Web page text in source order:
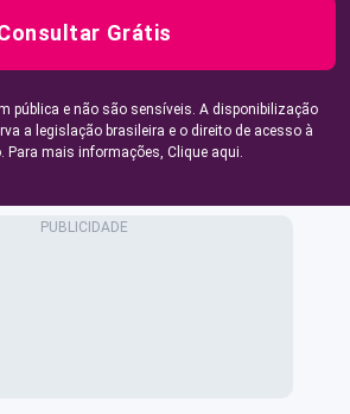
Grátis
pública e não são sensíveis. A disponibilização
a legislação brasileira e o direito de acesso à
Para mais informações, Clique aqui.